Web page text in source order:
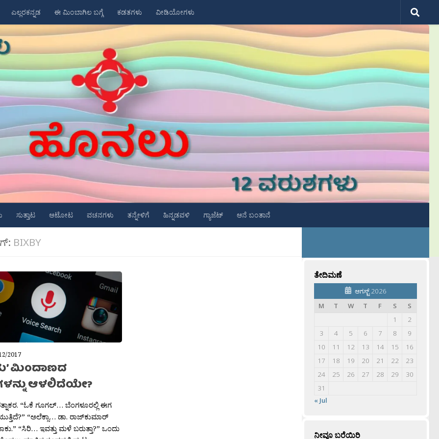
ಎಲ್ಲರಕನ್ನಡ ಈ ಮಿಂಬಾಗಿಲ ಬಗ್ಗೆ ಕಡತಗಳು ವೀಡಿಯೋಗಳು
ಸುತ್ತಾಟ ಆಟೋಟ ವಚನಗಳು ತನ್ನೇಳಿಗೆ ಹಿನ್ನಡವಳಿ ಗ್ಯಾಜೆಟ್ ಆನೆ ಬಂತಾನೆ
BIXBY
2017
ಮಿಂದಾಣದ
ಆಳಲಿದೆಯೇ?
“ಓಕೆ ಗೂಗಲ್… ಬೆಂಗಳೂರಲ್ಲಿ ಈಗ
“ಅಲೆಕ್ಸಾ… ಡಾ. ರಾಜ್‍ಕುಮಾರ್
“ಸಿರಿ… ಇವತ್ತು ಮಳೆ ಬರುತ್ತಾ?” ಒಂದು
ತೇದಿಮಣೆ
ಆಗಸ್ಟ್ 2026
M
T W T F S
S
1
2
3
4 5 6 7 8
9
10
11 12 13 14 15
16
17
18 19 20 21 22
23
24
25 26 27 28 29
30
31
« Jul
ನೀವೂ ಬರೆಯಿರಿ